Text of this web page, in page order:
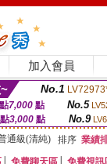
加入會員
No.1
7,000點 No.5
3,000 點 No.9
通級(清純) 排序 業績
免費聊天區 免費視訊